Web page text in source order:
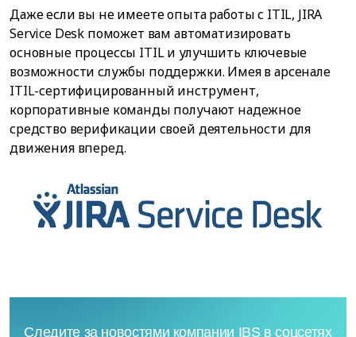
Даже если вы не имеете опыта работы с ITIL, JIRA
Service Desk поможет вам автоматизировать
основные процессы ITIL и улучшить ключевые
возможности службы поддержки. Имея в арсенале
ITIL-сертифицированный инструмент,
корпоративные команды получают надежное
средство верификации своей деятельности для
движения вперед.
Следите за новостями компании IBS в соцсетях